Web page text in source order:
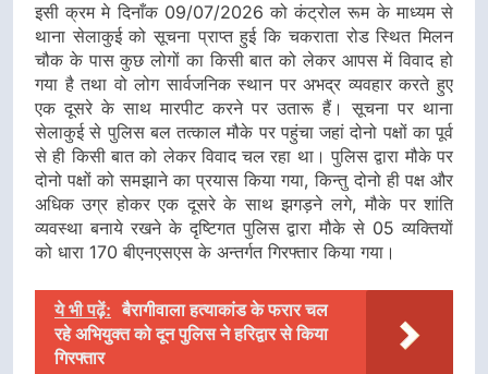
इसी क्रम मे दिनाँक 09/07/2026 को कंट्रोल रूम के माध्यम से
थाना सेलाकुई को सूचना प्राप्त हुई कि चकराता रोड स्थित मिलन
चौक के पास कुछ लोगों का किसी बात को लेकर आपस में विवाद हो
गया है तथा वो लोग सार्वजनिक स्थान पर अभद्र व्यवहार करते हुए
एक दूसरे के साथ मारपीट करने पर उतारू हैं। सूचना पर थाना
सेलाकुई से पुलिस बल तत्काल मौके पर पहुंचा जहां दोनो पक्षों का पूर्व
से ही किसी बात को लेकर विवाद चल रहा था। पुलिस द्वारा मौके पर
दोनो पक्षों को समझाने का प्रयास किया गया, किन्तु दोनो ही पक्ष और
अधिक उग्र होकर एक दूसरे के साथ झगड़ने लगे, मौके पर शांति
व्यवस्था बनाये रखने के दृष्टिगत पुलिस द्वारा मौके से 05 व्यक्तियों
को धारा 170 बीएनएसएस के अन्तर्गत गिरफ्तार किया गया।
ये भी पढ़ें: बैरागीवाला हत्याकांड के फरार चल
रहे अभियुक्त को दून पुलिस ने हरिद्वार से किया
गिरफ्तार